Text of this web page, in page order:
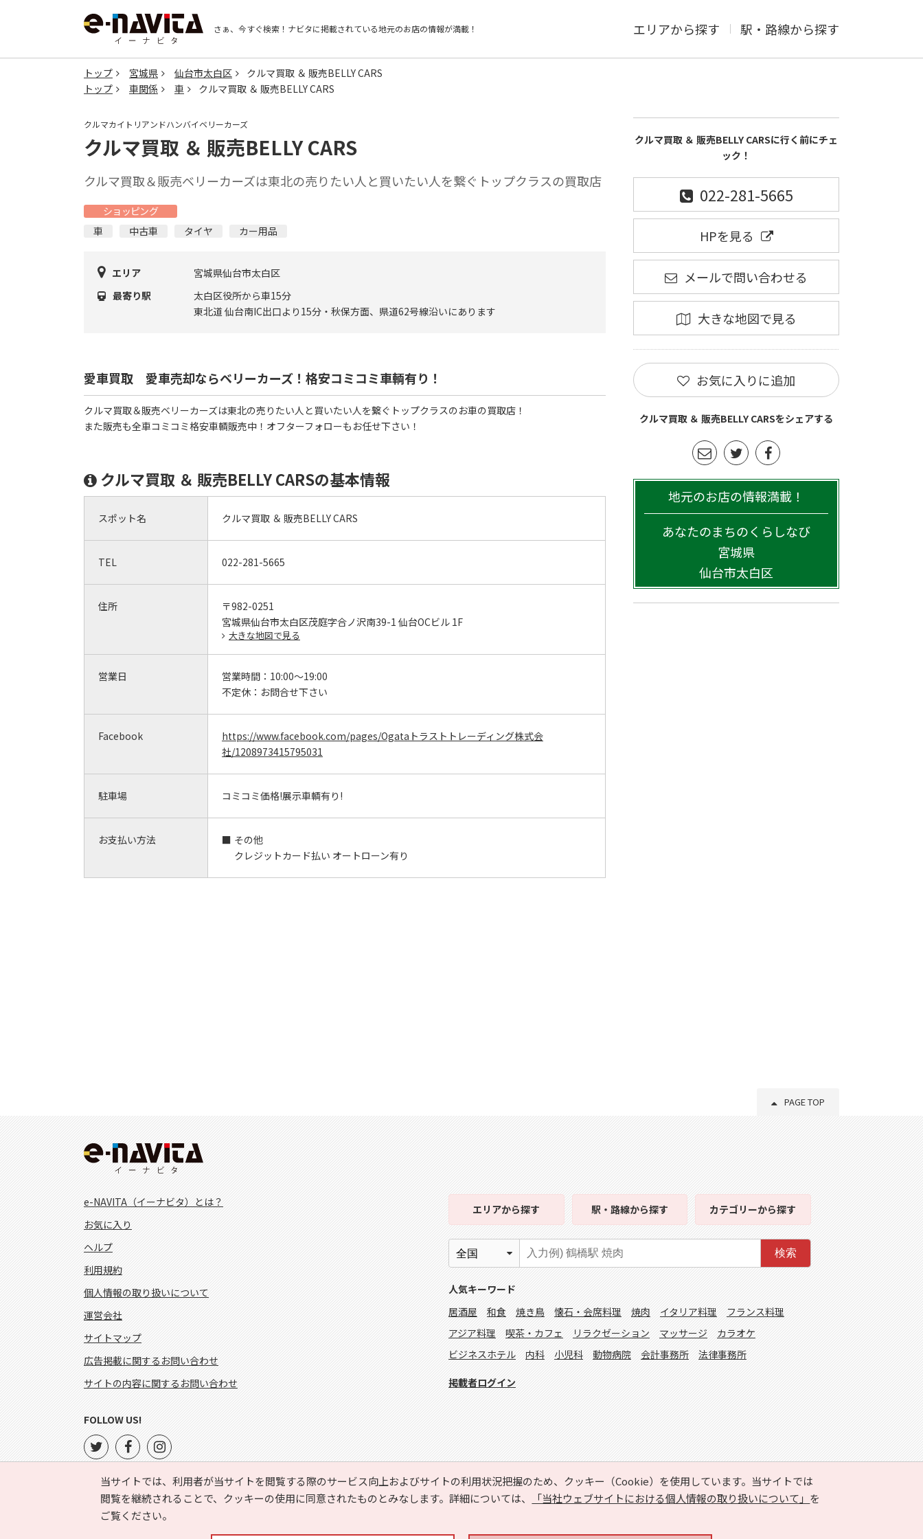
さぁ、今すぐ検索！ ナビタに掲載されている地元のお店の情報が満載！ エリアから探す 駅・路線から探す
トップ 宮城県 仙台市太白区
クルマ買取 ＆ 販売BELLY CARS
トップ
車関係 車 クルマ買取 ＆ 販売BELLY CARS
クルマカイトリアンドハンバイベリーカーズ
クルマ買取 ＆ 販売BELLY CARS
クルマ買取＆販売ベリーカーズは東北の売りたい人と買いたい人を繋ぐトップクラスの買取店
ショッピング
車
中古車 タイヤ カー用品
エリア
宮城県仙台市太白区
最寄り駅
太白区役所から車15分
東北道 仙台南IC出口より15分・秋保方面、県道62号線沿いにあります
愛車買取 愛車売却ならベリーカーズ！格安コミコミ車輌有り！
クルマ買取＆販売ベリーカーズは東北の売りたい人と買いたい人を繋ぐトップクラスのお車の買取店！
また販売も全車コミコミ格安車輌販売中！オフターフォローもお任せ下さい！
クルマ買取 ＆ 販売BELLY CARSの基本情報
スポット名 クルマ買取 ＆ 販売BELLY CARS
TEL 022-281-5665
住所
〒982-0251
宮城県仙台市太白区茂庭字合ノ沢南39-1 仙台OCビル 1F
大きな地図で見る
営業日 営業時間： 10:00～19:00
不定休： お問合せ下さい
Facebook
https://www.facebook.com/pages/Ogataトラストトレーディング株式会
社/1208973415795031
駐車場 コミコミ価格!展示車輌有り!
お支払い方法
その他
クレジットカード払い オートローン有り
クルマ買取 ＆ 販売BELLY CARSに行く前にチェ
ック！
022-281-5665
HPを見る
メールで問い合わせる
大きな地図で見る
お気に入りに追加
クルマ買取 ＆ 販売BELLY CARSをシェアする
地元のお店の情報満載！
あなたのまちのくらしなび
宮城県
仙台市太白区
PAGE TOP
当サイトでは、利用者が当サイトを閲覧する際のサービス向上およびサイトの利用状況把握のため、クッキー（Cookie）を使用しています。当サイトでは
閲覧を継続されることで、クッキーの使用に同意されたものとみなします。詳細については、
「当社ウェブサイトにおける個人情報の取り扱いについて」 を
ご覧ください。
e-NAVITA（イーナビタ）とは？
お気に入り
ヘルプ
利用規約
個人情報の取り扱いについて
運営会社
サイトマップ
広告掲載に関するお問い合わせ
サイトの内容に関するお問い合わせ
エリアから探す 駅・路線から探す カテゴリーから探す
検索
人気キーワード
居酒屋
和食 焼き鳥 懐石・会席料理 焼肉 イタリア料理
フランス料理
アジア料理
喫茶・カフェ リラクゼーション マッサージ
カラオケ
ビジネスホテル
内科 小児科 動物病院 会計事務所 法律事務所
掲載者ログイン
FOLLOW US!
Copyright © HYOJITO.Co.,Ltd. All Rights Reserved.